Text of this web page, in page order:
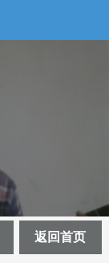
返回首页